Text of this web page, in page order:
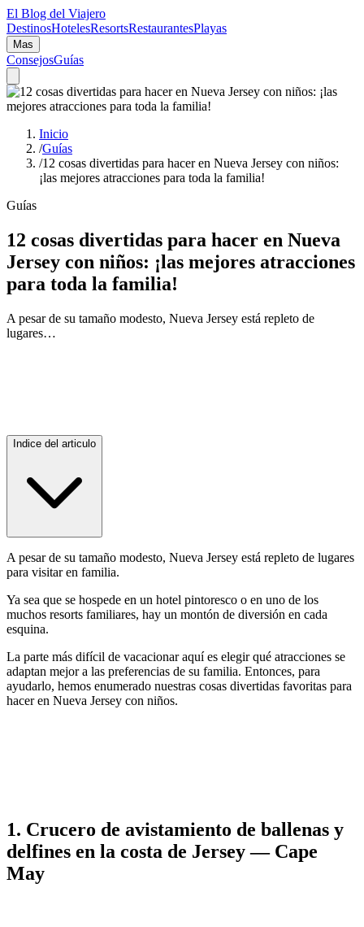
El Blog del Viajero
DestinosHotelesResortsRestaurantesPlayas
Mas
ConsejosGuías
Inicio
/Guías
/12 cosas divertidas para hacer en Nueva Jersey con niños:
¡las mejores atracciones para toda la familia!
Guías
12 cosas divertidas para hacer en Nueva
Jersey con niños: ¡las mejores atracciones
para toda la familia!
A pesar de su tamaño modesto, Nueva Jersey está repleto de
lugares…
Indice del articulo
A pesar de su tamaño modesto, Nueva Jersey está repleto de lugares
para visitar en familia.
Ya sea que se hospede en un hotel pintoresco o en uno de los
muchos resorts familiares, hay un montón de diversión en cada
esquina.
La parte más difícil de vacacionar aquí es elegir qué atracciones se
adaptan mejor a las preferencias de su familia. Entonces, para
ayudarlo, hemos enumerado nuestras cosas divertidas favoritas para
hacer en Nueva Jersey con niños.
1. Crucero de avistamiento de ballenas y
delfines en la costa de Jersey — Cape
May